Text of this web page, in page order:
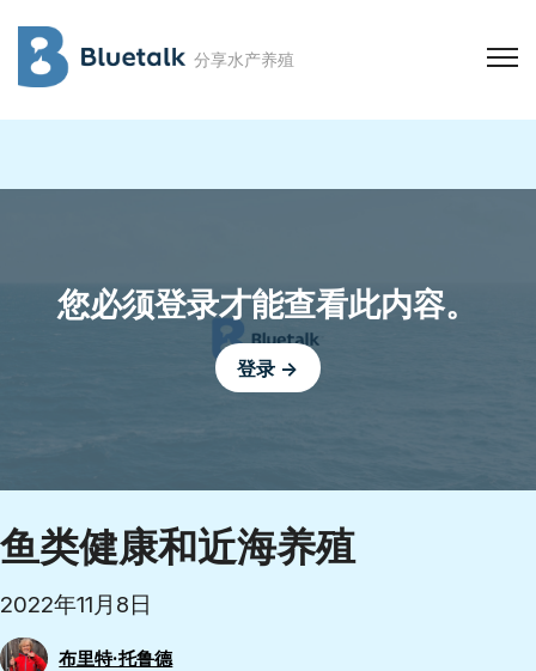
分享水产养殖
您必须登录才能查看此内容。
登录 →
鱼类健康和近海养殖
2022年11月8日
布里特·托鲁德